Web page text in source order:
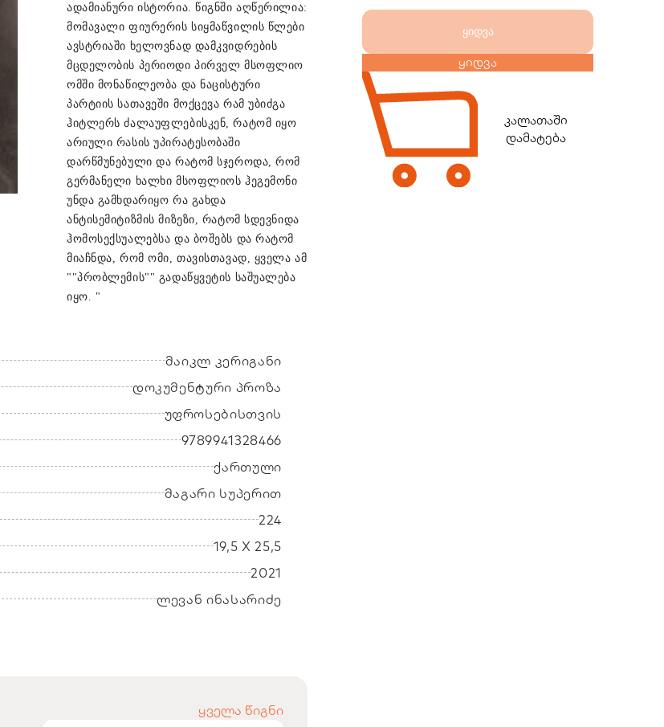
ადამიანური ისტორია. წიგნში აღწერილია:
მომავალი ფიურერის სიყმაწვილის წლები
ავსტრიაში ხელოვნად დამკვიდრების
მცდელობის პერიოდი პირველ მსოფლიო
ომში მონაწილეობა და ნაცისტური
პარტიის სათავეში მოქცევა რამ უბიძგა
ჰიტლერს ძალაუფლებისკენ, რატომ იყო
არიული რასის უპირატესობაში
დარწმუნებული და რატომ სჯეროდა, რომ
გერმანელი ხალხი მსოფლიოს ჰეგემონი
უნდა გამხდარიყო რა გახდა
ანტისემიტიზმის მიზეზი, რატომ სდევნიდა
ჰომოსექსუალებსა და ბოშებს და რატომ
მიაჩნდა, რომ ომი, თავისთავად, ყველა ამ
""პრობლემის"" გადაწყვეტის საშუალება
იყო. "
ყიდვა
ყიდვა
კალათაში
დამატება
მაიკლ კერიგანი
დოკუმენტური პროზა
უფროსებისთვის
9789941328466
ქართული
მაგარი სუპერით
224
19,5 X 25,5
2021
ლევან ინასარიძე
ყველა წიგნი